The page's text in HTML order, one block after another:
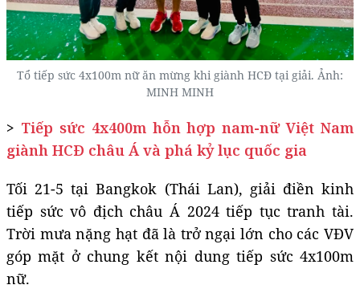
Tổ tiếp sức 4x100m nữ ăn mừng khi giành HCĐ tại giải. Ảnh:
MINH MINH
> Tiếp sức 4x400m hỗn hợp nam-nữ Việt Nam
giành HCĐ châu Á và phá kỷ lục quốc gia
Tối 21-5 tại Bangkok (Thái Lan), giải điền kinh
tiếp sức vô địch châu Á 2024 tiếp tục tranh tài.
Trời mưa nặng hạt đã là trở ngại lớn cho các VĐV
góp mặt ở chung kết nội dung tiếp sức 4x100m
nữ.